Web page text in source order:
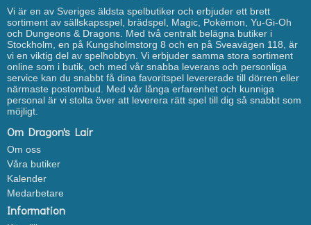
Vi är en av Sveriges äldsta spelbutiker och erbjuder ett brett
sortiment av sällskapsspel, brädspel, Magic, Pokémon, Yu-Gi-Oh
och Dungeons & Dragons. Med två centralt belägna butiker i
Stockholm, en på Kungsholmstorg 8 och en på Sveavägen 118, är
vi en viktig del av spelhobbyn. Vi erbjuder samma stora sortiment
online som i butik, och med vår snabba leverans och personliga
service kan du snabbt få dina favoritspel levererade till dörren eller
närmaste postombud. Med vår långa erfarenhet och kunniga
personal är vi stolta över att leverera rätt spel till dig så snabbt som
möjligt.
Om Dragon's Lair
Om oss
Våra butiker
Kalender
Medarbetare
Information